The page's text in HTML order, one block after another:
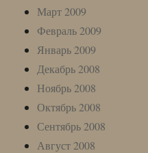
Март 2009
Февраль 2009
Январь 2009
Декабрь 2008
Ноябрь 2008
Октябрь 2008
Сентябрь 2008
Август 2008